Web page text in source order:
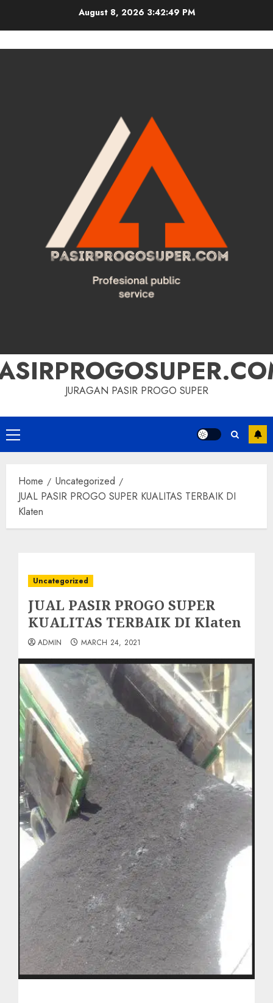
August 8, 2026 3:42:50 PM
JURAGAN PASIR PROGO SUPER
Primary
Menu
Home
Uncategorized
JUAL PASIR PROGO SUPER KUALITAS TERBAIK DI
Klaten
Uncategorized
JUAL PASIR PROGO SUPER
KUALITAS TERBAIK DI Klaten
ADMIN MARCH 24, 2021